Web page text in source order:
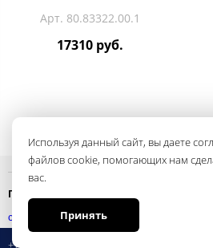
Арт. 80.83322.00.1
17310 руб.
Используя данный сайт, вы даете
файлов cookie, помогающих нам
вас.
Принять
+7 495 697 28 62
Политика конфиденциальности
смотреть